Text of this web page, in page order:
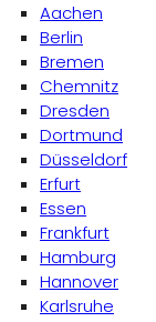
Aachen
Berlin
Bremen
Chemnitz
Dresden
Dortmund
Düsseldorf
Erfurt
Essen
Frankfurt
Hamburg
Hannover
Karlsruhe